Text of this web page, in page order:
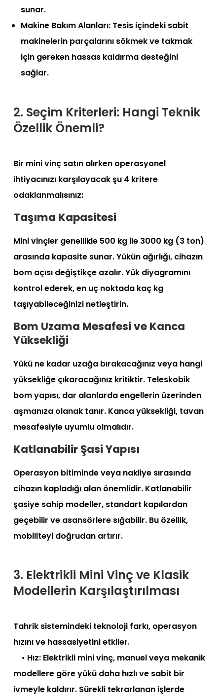
sunar.
Makine Bakım Alanları: Tesis içindeki sabit
makinelerin parçalarını sökmek ve takmak
için gereken hassas kaldırma desteğini
sağlar.
2. Seçim Kriterleri: Hangi Teknik
Özellik Önemli?
Bir mini vinç satın alırken operasyonel
ihtiyacınızı karşılayacak şu 4 kritere
odaklanmalısınız:
Taşıma Kapasitesi
Mini vinçler genellikle 500 kg ile 3000 kg (3 ton)
arasında kapasite sunar. Yükün ağırlığı, cihazın
bom açısı değiştikçe azalır. Yük diyagramını
kontrol ederek, en uç noktada kaç kg
taşıyabileceğinizi netleştirin.
Bom Uzama Mesafesi ve Kanca
Yüksekliği
Yükü ne kadar uzağa bırakacağınız veya hangi
yüksekliğe çıkaracağınız kritiktir. Teleskobik
bom yapısı, dar alanlarda engellerin üzerinden
aşmanıza olanak tanır. Kanca yüksekliği, tavan
mesafesiyle uyumlu olmalıdır.
Katlanabilir Şasi Yapısı
Operasyon bitiminde veya nakliye sırasında
cihazın kapladığı alan önemlidir. Katlanabilir
şasiye sahip modeller, standart kapılardan
geçebilir ve asansörlere sığabilir. Bu özellik,
mobiliteyi doğrudan artırır.
3. Elektrikli Mini Vinç ve Klasik
Modellerin Karşılaştırılması
Tahrik sistemindeki teknoloji farkı, operasyon
hızını ve hassasiyetini etkiler.
• Hız: Elektrikli mini vinç, manuel veya mekanik
modellere göre yükü daha hızlı ve sabit bir
ivmeyle kaldırır. Sürekli tekrarlanan işlerde